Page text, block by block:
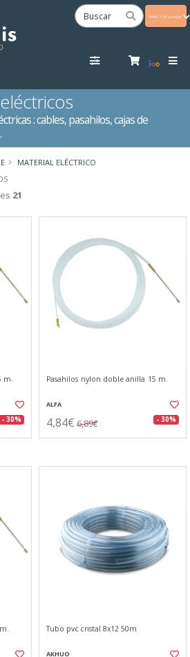
: cables, pasahilos, cajas de
MATERIAL ELÉCTRICO
21
m.
- 30%
Pasahilos nylon doble anilla 15 m.
ALFA
4,84€ 6,89€ - 30%
Tubo pvc cristal 8x12 50m
AKHUO